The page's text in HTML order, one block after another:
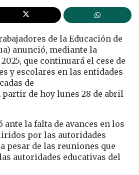
de la Educación de
anunció, mediante la
2025, que continuará el cese de
y escolares en las entidades
de
partir de hoy lunes 28 de abril
ante la falta de avances en los
por las autoridades
pesar de las reuniones que
autoridades educativas del